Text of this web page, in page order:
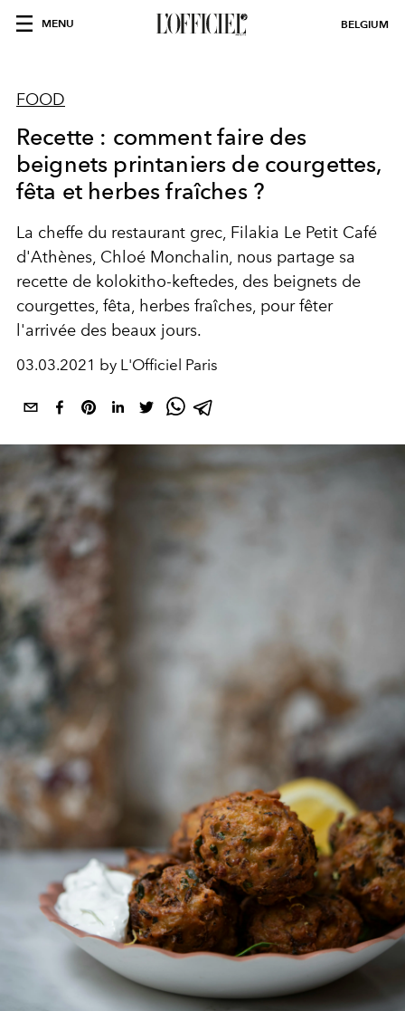
MENU BELGIUM
FOOD
Recette : comment faire des
beignets printaniers de courgettes,
fêta et herbes fraîches ?
La cheffe du restaurant grec, Filakia Le Petit Café
d'Athènes, Chloé Monchalin, nous partage sa
recette de kolokitho-keftedes, des beignets de
courgettes, fêta, herbes fraîches, pour fêter
l'arrivée des beaux jours.
03.03.2021 by L'Officiel Paris